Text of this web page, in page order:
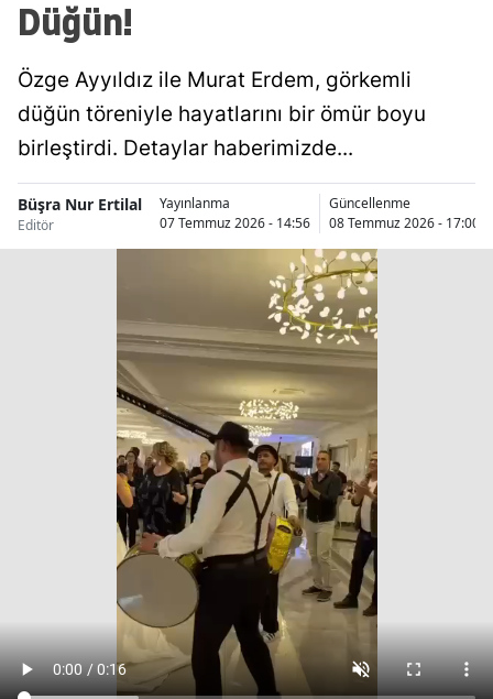
Düğün!
Özge Ayyıldız ile Murat Erdem, görkemli
düğün töreniyle hayatlarını bir ömür boyu
birleştirdi. Detaylar haberimizde...
Büşra Nur Ertilal
Editör
Yayınlanma
07 Temmuz 2026 - 14:56
Güncellenme
08 Temmuz 2026 - 17:00